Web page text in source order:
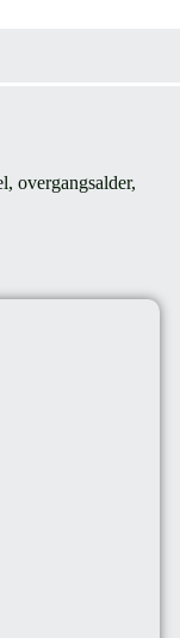
overgangsalder,